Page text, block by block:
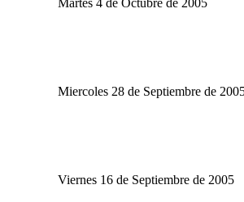
Miercoles 28 de Septiembre de
Viernes 16 de Septiembre de 2005